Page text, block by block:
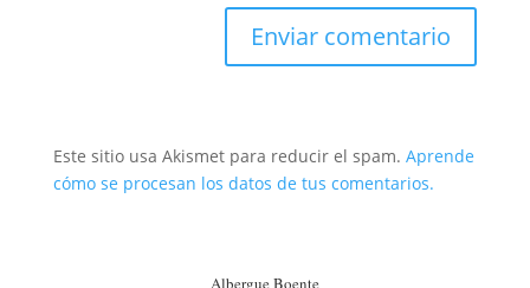
Este sitio usa Akismet para reducir el spam. Aprende
cómo se procesan los datos de tus comentarios.
Albergue Boente